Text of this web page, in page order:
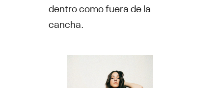
dentro como fuera de la
cancha.